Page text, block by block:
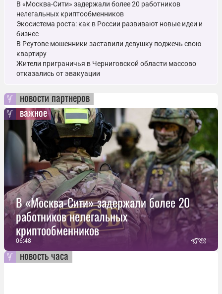
В «Москва-Сити» задержали более 20 работников
нелегальных криптообменников
Экосистема роста: как в России развивают новые идеи и
бизнес
В Реутове мошенники заставили девушку поджечь свою
квартиру
Жители приграничья в Черниговской области массово
отказались от эвакуации
новости партнеров
важное
В «Москва-Сити» задержали более 20
работников нелегальных
криптообменников
06:48
новость часа